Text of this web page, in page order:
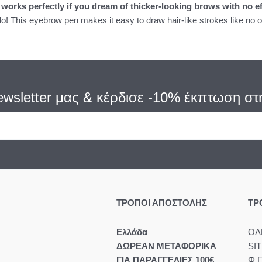
works perfectly if you dream of thicker-looking brows with no
This eyebrow pen makes it easy to draw hair-like strokes like no
μας & κέρδισε -10% έκπτωση
ΤΡΟΠΟΙ ΑΠΟΣΤΟΛΗΣ
Eλλάδα
ΔΩΡΕΑΝ ΜΕΤΑΦΟΡΙΚΑ
ΓΙΑ ΠΑΡΑΓΓΕΛΙΕΣ 100€